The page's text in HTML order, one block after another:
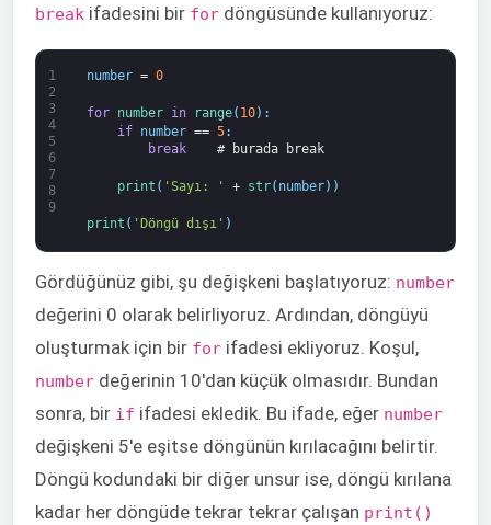
break ifadesini bir for döngüsünde kullanıyoruz:
1
2
3
4
5
6
7
8
9
number = 0
for number in range( 10) :
if
number == 5:
break
# burada break
print ( 'Sayı: ' + str( number) )
print ( 'Döngü dışı' )
Gördüğünüz gibi, şu değişkeni başlatıyoruz: number
değerini 0 olarak belirliyoruz. Ardından, döngüyü
oluşturmak için bir for ifadesi ekliyoruz. Koşul,
number değerinin 10'dan küçük olmasıdır. Bundan
sonra, bir if ifadesi ekledik. Bu ifade, eğer number
değişkeni 5'e eşitse döngünün kırılacağını belirtir.
Döngü kodundaki bir diğer unsur ise, döngü kırılana
kadar her döngüde tekrar tekrar çalışan print()